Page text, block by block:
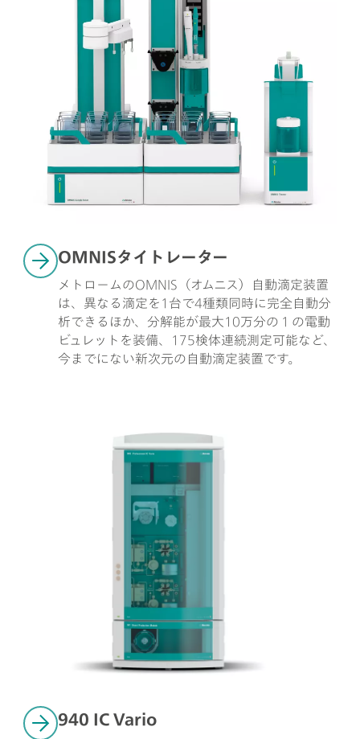
OMNISタイトレーター
メトロームのOMNIS（オムニス）自動滴定装置
は、異なる滴定を1台で4種類同時に完全自動分
析できるほか、分解能が最大10万分の１の電動
ビュレットを装備、175検体連続測定可能など、
今までにない新次元の自動滴定装置です。
940 IC Vario